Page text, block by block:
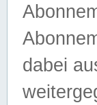
dabei